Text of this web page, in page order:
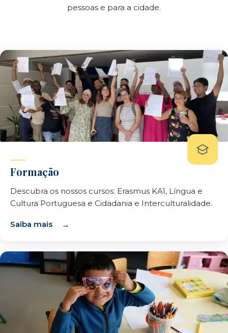
pessoas e para a cidade.
Formação
Descubra os nossos cursos: Erasmus KA1, Língua e
Cultura Portuguesa e Cidadania e Interculturalidade.
Saiba mais